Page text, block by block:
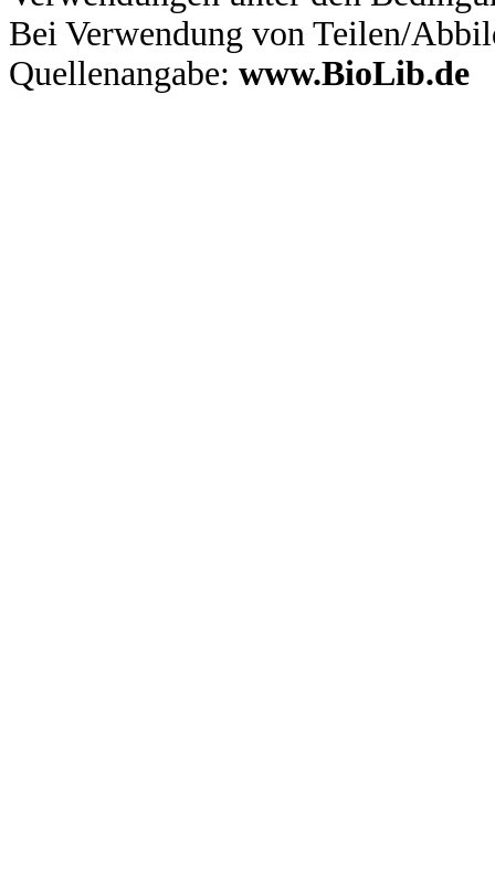
Bei Verwendung von Teilen/
Quellenangabe: www.BioLib.de